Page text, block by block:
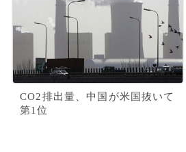
CO2排出量、中国が米国抜いて
第1位